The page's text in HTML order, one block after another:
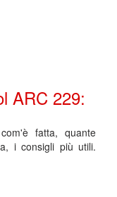
ARC 229:
fatta, quante
i consigli più utili.